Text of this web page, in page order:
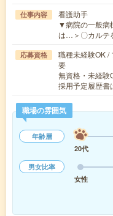
仕事内容
看護助手
▼病院の一般病
は…＞〇カルテ
応募資格
職種未経験OK /
要
無資格・未経
採用予定履歴
職場の雰囲気
年齢層
20代
男女比率
女性